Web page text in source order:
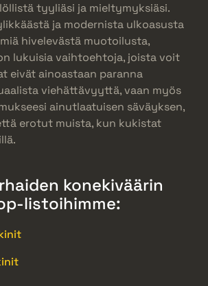
tyyliäsi ja mieltymyksiäsi.
ja modernista ulkoasusta
hivelevästä muotoilusta,
lukuisia vaihtoehtoja, joista voit
eivät ainoastaan paranna
viehättävyyttä, vaan myös
ainutlaatuisen säväyksen,
erotut muista, kun kukistat
konekiväärin
listoihimme: